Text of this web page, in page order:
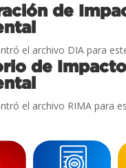
de
el archivo DIA para
de Impacto
el archivo RIMA para